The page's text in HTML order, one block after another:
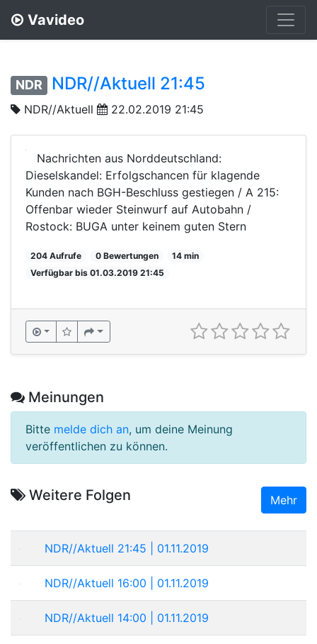
Vavideo
NDR NDR//Aktuell 21:45
NDR//Aktuell 22.02.2019 21:45
Nachrichten aus Norddeutschland:
Dieselskandel: Erfolgschancen für klagende
Kunden nach BGH-Beschluss gestiegen / A 215:
Offenbar wieder Steinwurf auf Autobahn /
Rostock: BUGA unter keinem guten Stern
204 Aufrufe 0 Bewertungen
14 min
Verfügbar bis 01.03.2019 21:45
Meinungen
Bitte melde dich an, um deine Meinung
veröffentlichen zu können.
Weitere Folgen Mehr
NDR//Aktuell 21:45 | 01.11.2019
NDR//Aktuell 16:00 | 01.11.2019
NDR//Aktuell 14:00 | 01.11.2019